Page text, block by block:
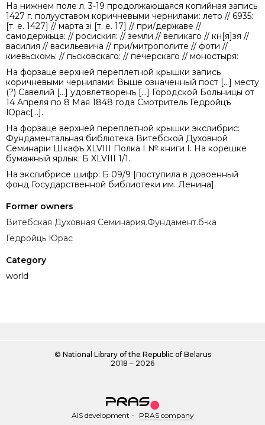
На нижнем поле л. 3-19 продолжающаяся копийная запись
1427 г. полууставом коричневыми чернилами: лето // 6935:
[т. е. 1427] // марта зі [т. е. 17] // при/державе //
самодержьца: // росиския: // земли // великаго // кн[я]зя //
василия // васильевича // при/митрополите // фоти //
киевьскомь: // пьсковскаго: // печерскаго // моностыря:
На форзаце верхней переплетной крышки запись
коричневыми чернилами: Выше означенный пост [...] месту
(?) Савелий [...] удовлетворенъ [...] Городской Больницы от
14 Апреля по 8 Мая 1848 года Смотритель Гедройцъ
Юрас[...].
На форзаце верхней переплетной крышки экслибрис:
Фундаментальная библіотека Витебской Духовной
Семинаріи Шкафъ XLVIII Полка I № книги I. На корешке
бумажный ярлык: Б XLVIII 1/1.
На экслибрисе шифр: Б 09/9 [поступила в довоенный
фонд Государственной библиотеки им. Ленина].
Former owners
Витебская Духовная Семинария.Фундамент.б-ка
Гедройць Юрас
Category
world
© National Library of the Republic of Belarus
2018 ‒ 2026
AIS development - PRAS company